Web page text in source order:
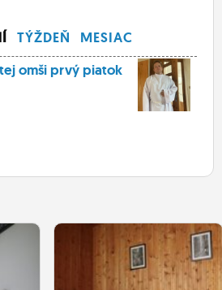
TÝŽDEŇ MESIAC
omši prvý piatok